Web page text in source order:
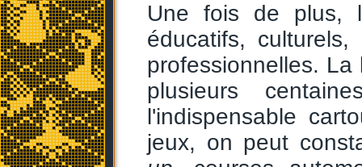
Une fois de plus,
éducatifs,
professionnelles.
plusieurs
l'indispensable
jeux, on peut